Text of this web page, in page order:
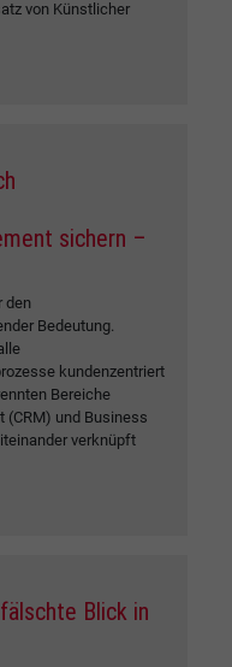
von Künstlicher
sichern –
den
Bedeutung.
kundenzentriert
Bereiche
(CRM) und Business
verknüpft
Blick in